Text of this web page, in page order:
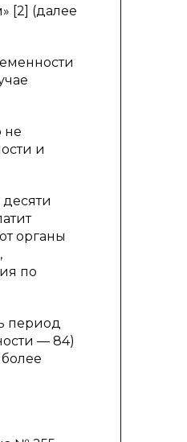
[2] (далее
не
и
органы
по
период
— 84)